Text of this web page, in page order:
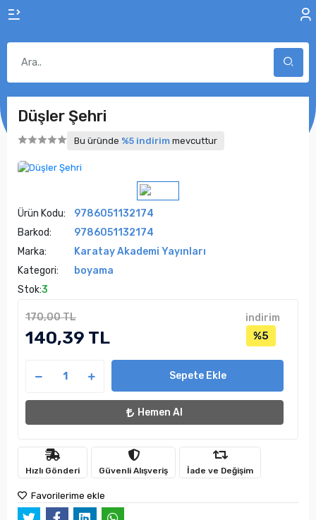
Düşler Şehri
Bu üründe %5 indirim mevcuttur
Ürün Kodu:
9786051132174
Barkod:
9786051132174
Marka:
Karatay Akademi Yayınları
Kategori:
boyama
Stok:3
170,00 TL
140,39 TL
indirim
%5
Sepete Ekle
Hemen Al
Hızlı Gönderi Güvenli Alışveriş İade ve Değişim
Favorilerime ekle